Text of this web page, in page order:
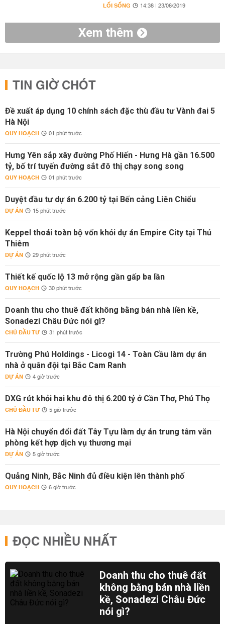
LỐI SỐNG 14:38 | 23/06/2019
Xem thêm
TIN GIỜ CHÓT
Đề xuất áp dụng 10 chính sách đặc thù đầu tư Vành đai 5
Hà Nội
QUY HOẠCH 01 phút trước
Hưng Yên sắp xây đường Phố Hiến - Hưng Hà gần 16.500
tỷ, bố trí tuyến đường sắt đô thị chạy song song
QUY HOẠCH 01 phút trước
Duyệt đầu tư dự án 6.200 tỷ tại Bến cảng Liên Chiểu
DỰ ÁN 15 phút trước
Keppel thoái toàn bộ vốn khỏi dự án Empire City tại Thủ
Thiêm
DỰ ÁN 29 phút trước
Thiết kế quốc lộ 13 mở rộng gần gấp ba lần
QUY HOẠCH 30 phút trước
Doanh thu cho thuê đất không bằng bán nhà liền kề,
Sonadezi Châu Đức nói gì?
CHỦ ĐẦU TƯ 31 phút trước
Trường Phú Holdings - Licogi 14 - Toàn Cầu làm dự án
nhà ở quân đội tại Bắc Cam Ranh
DỰ ÁN 4 giờ trước
DXG rút khỏi hai khu đô thị 6.200 tỷ ở Cần Thơ, Phú Thọ
CHỦ ĐẦU TƯ 5 giờ trước
Hà Nội chuyển đổi đất Tây Tựu làm dự án trung tâm văn
phòng kết hợp dịch vụ thương mại
DỰ ÁN 5 giờ trước
Quảng Ninh, Bắc Ninh đủ điều kiện lên thành phố
QUY HOẠCH 6 giờ trước
ĐỌC NHIỀU NHẤT
Doanh thu cho thuê đất
không bằng bán nhà liền
kề, Sonadezi Châu Đức
nói gì?